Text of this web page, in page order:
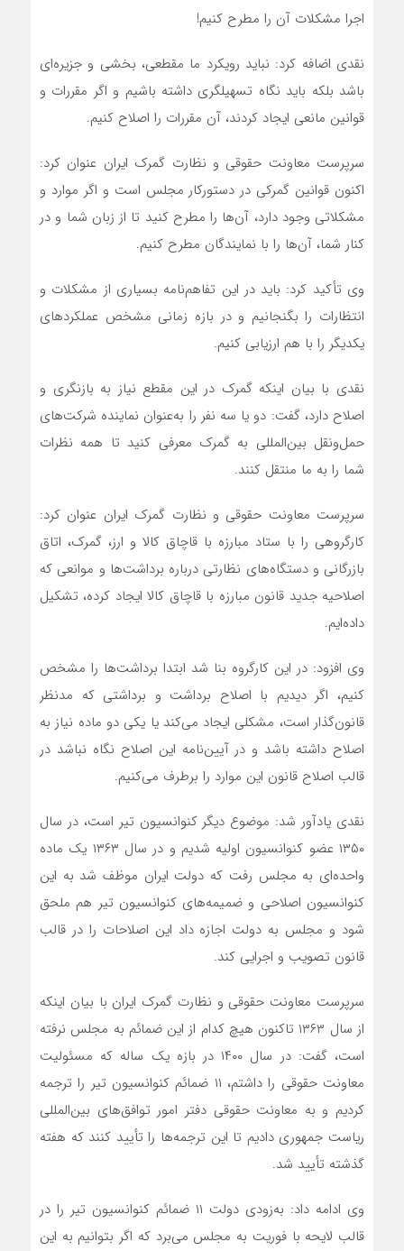
اجرا مشکلات آن را مطرح کنیم!
نقدی اضافه کرد: نباید رویکرد ما مقطعی، بخشی و جزیره‌ای
باشد بلکه باید نگاه تسهیلگری داشته باشیم و اگر مقررات و
قوانین مانعی ایجاد کردند، آن مقررات را اصلاح کنیم.
سرپرست معاونت حقوقی و نظارت گمرک ایران عنوان کرد:
اکنون قوانین گمرکی در دستورکار مجلس است و اگر موارد و
مشکلاتی وجود دارد، آن‌ها را مطرح کنید تا از زبان شما و در
کنار شما، آن‌ها را با نمایندگان مطرح کنیم.
وی تأکید کرد: باید در این تفاهم‌نامه بسیاری از مشکلات و
انتظارات را بگنجانیم و در بازه زمانی مشخص عملکردهای
یکدیگر را با هم ارزیابی کنیم.
نقدی با بیان اینکه گمرک در این مقطع نیاز به بازنگری و
اصلاح دارد، گفت: دو یا سه نفر را به‌عنوان نماینده شرکت‌های
حمل‌ونقل بین‌المللی به گمرک معرفی کنید تا همه نظرات
شما را به ما منتقل کنند.
سرپرست معاونت حقوقی و نظارت گمرک ایران عنوان کرد:
کارگروهی را با ستاد مبارزه با قاچاق کالا و ارز، گمرک، اتاق
بازرگانی و دستگاه‌های نظارتی درباره برداشت‌ها و موانعی که
اصلاحیه جدید قانون مبارزه با قاچاق کالا ایجاد کرده، تشکیل
داده‌ایم.
وی افزود: در این کارگروه بنا شد ابتدا برداشت‌ها را مشخص
کنیم، اگر دیدیم با اصلاح برداشت و برداشتی که مدنظر
قانون‌گذار است، مشکلی ایجاد می‌کند یا یکی دو ماده نیاز به
اصلاح داشته باشد و در آیین‌نامه این اصلاح نگاه نباشد در
قالب اصلاح قانون این موارد را برطرف می‌کنیم.
نقدی یادآور شد: موضوع دیگر کنوانسیون تیر است، در سال
۱۳۵۰ عضو کنوانسیون اولیه‌ شدیم و در سال ۱۳۶۳ یک ماده
واحده‌ای به مجلس رفت که دولت ایران موظف شد به این
کنوانسیون اصلاحی و ضمیمه‌های کنوانسیون تیر هم ملحق
شود و مجلس به دولت اجازه داد این اصلاحات را در قالب
قانون تصویب و اجرایی کند.
سرپرست معاونت حقوقی و نظارت گمرک ایران با بیان اینکه
از سال ۱۳۶۳ تاکنون هیچ کدام از این ضمائم به مجلس نرفته
است، گفت: در سال ۱۴۰۰ در بازه یک ساله که مسئولیت
معاونت حقوقی را داشتم، ۱۱ ضمائم کنوانسیون تیر را ترجمه
کردیم و به معاونت حقوقی دفتر امور توافق‌های بین‌المللی
ریاست جمهوری دادیم تا این ترجمه‌ها را تأیید کنند که هفته
گذشته تأیید شد.
وی ادامه داد: به‌زودی دولت ۱۱ ضمائم کنوانسیون تیر را در
قالب لایحه با فوریت به مجلس می‌برد که اگر بتوانیم به این